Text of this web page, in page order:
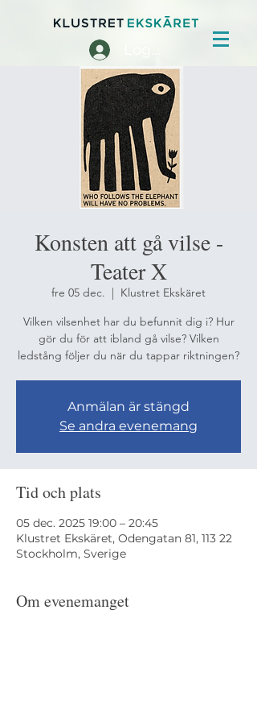
Konsten att gå vilse -
Teater X
fre 05 dec.
  |
Klustret Ekskäret
Vilken vilsenhet har du befunnit dig i? Hur
gör du för att ibland gå vilse? Vilken
ledstång följer du när du tappar riktningen?
Anmälan är stängd
Se andra evenemang
Tid och plats
05 dec. 2025 19:00 – 20:45
Klustret Ekskäret, Odengatan 81, 113 22
Stockholm, Sverige
Om evenemanget